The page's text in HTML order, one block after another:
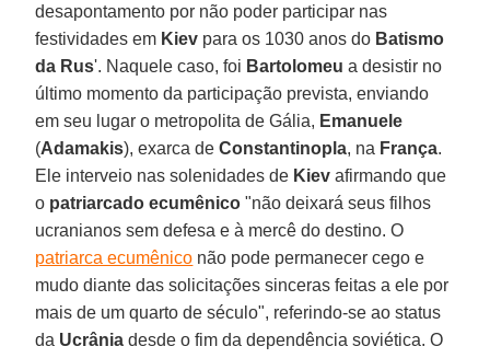
desapontamento por não poder participar nas
festividades em Kiev para os 1030 anos do Batismo
da Rus'. Naquele caso, foi Bartolomeu a desistir no
último momento da participação prevista, enviando
em seu lugar o metropolita de Gália, Emanuele
(Adamakis), exarca deConstantinopla, na França.
Ele interveio nas solenidades de Kiev afirmando que
o patriarcado ecumênico "não deixará seus filhos
ucranianos sem defesa e à mercê do destino. O
patriarca ecumênico não pode permanecer cego e
mudo diante das solicitações sinceras feitas a ele por
mais de um quarto de século", referindo-se ao status
da Ucrânia desde o fim da dependência soviética. O